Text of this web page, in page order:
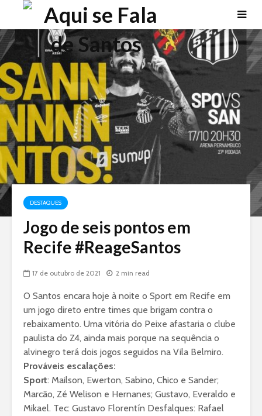
DESTAQUES
Jogo de seis pontos em
Recife #ReageSantos
17 de outubro de 2021 2 min read
O Santos encara hoje à noite o Sport em Recife em
um jogo direto entre times que brigam contra o
rebaixamento. Uma vitória do Peixe afastaria o clube
paulista do Z4, ainda mais porque na sequência o
alvinegro terá dois jogos seguidos na Vila Belmiro.
Prováveis escalações:
Sport: Mailson, Ewerton, Sabino, Chico e Sander;
Marcão, Zé Welison e Hernanes; Gustavo, Everaldo e
Mikael. Tec: Gustavo Florentín Desfalques: Rafael